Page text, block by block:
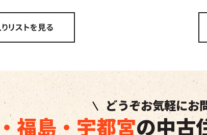
どうぞお気軽にお
福島・宇都宮の中古